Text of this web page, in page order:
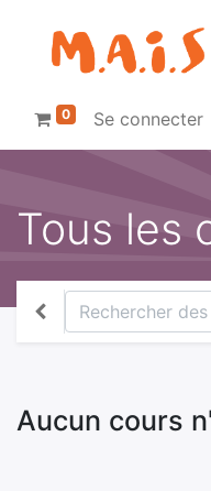
0 Se connecter
Tous les
Aucun cours